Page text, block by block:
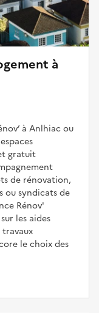
à
à Anlhiac ou
gratuit
de rénovation,
ou syndicats de
Rénov'
les aides
le choix des